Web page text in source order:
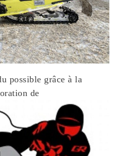
possible grâce à la
de